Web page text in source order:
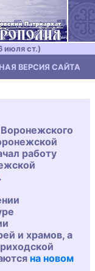
июля ст.)
ВЕРСИЯ САЙТА
работу
.
и храмов, а
на новом